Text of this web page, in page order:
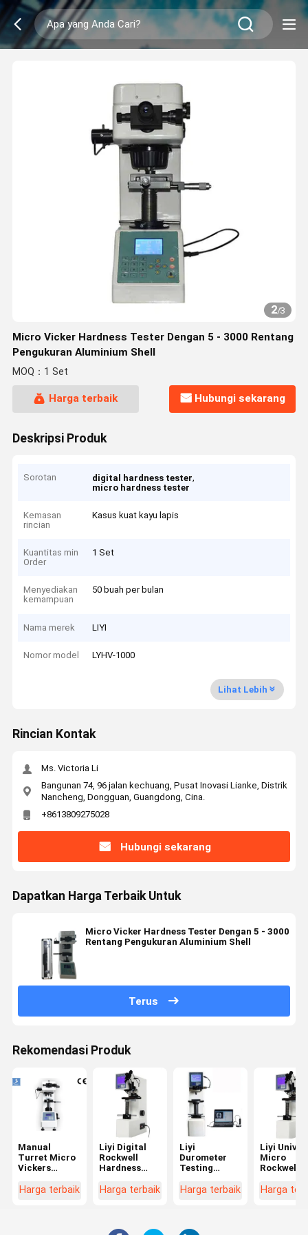
2/3
Micro Vicker Hardness Tester Dengan 5 - 3000 Rentang
Pengukuran Aluminium Shell
MOQ：1 Set
Harga terbaik Hubungi sekarang
Deskripsi Produk
Sorotan digital hardness tester,
micro hardness tester
Kemasan
rincian
Kasus kuat kayu lapis
Kuantitas min
Order
1 Set
Menyediakan
kemampuan
50 buah per bulan
Nama merek LIYI
Nomor model LYHV-1000
Lihat Lebih
Rincian Kontak
Ms. Victoria Li
Bangunan 74, 96 jalan kechuang, Pusat Inovasi Lianke, Distrik
Nancheng, Dongguan, Guangdong, Cina.
+8613809275028
Hubungi sekarang
Dapatkan Harga Terbaik Untuk
Micro Vicker Hardness Tester Dengan 5 - 3000
Rentang Pengukuran Aluminium Shell
Terus
Rekomendasi Produk
Manual
Turret Micro
Vickers
Test
Harga terbaik
Liyi Digital
Rockwell
Hardness
Harga
Tester
Harga terbaik
Liyi
Durometer
Testing
Harga Logam
Tester
Harga terbaik
Liyi
Micro
Rockwell
Tester
Harga